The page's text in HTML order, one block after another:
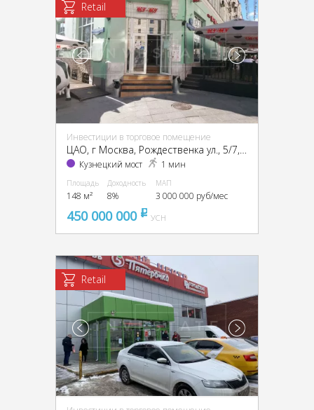
Retail
Инвестиции в торговое помещение
ЦАО, г Москва, Рождественка ул., 5/7, стр. 2
Кузнецкий мост 1 мин
Площадь
148 м²
Доходность
8%
МАП
3 000 000 руб/мес
450 000 000 pуб
УСН
Retail